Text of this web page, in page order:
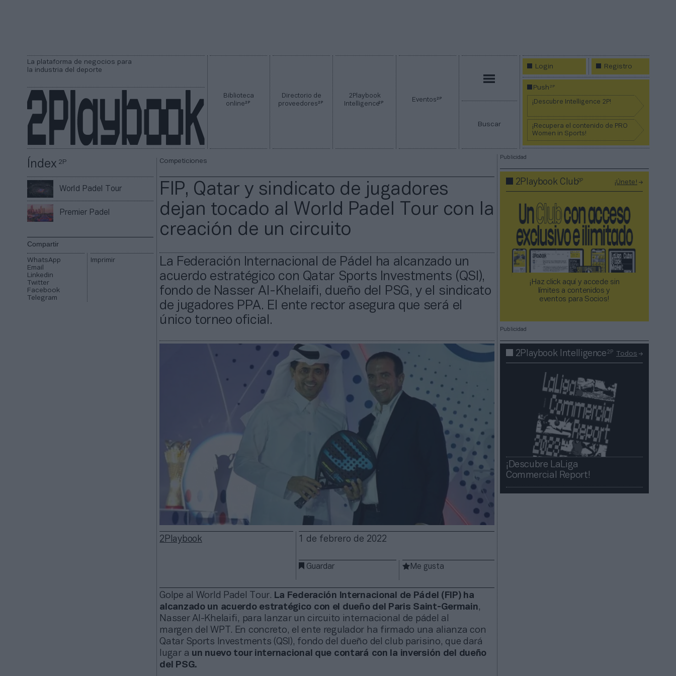
La plataforma de negocios para
la industria del deporte
Biblioteca
online2P
Directorio de
proveedores2P
2Playbook
Intelligence2P Eventos2P
Buscar
Login Registro
Push2P
¡Descubre Intelligence 2P!
¡Recupera el contenido de PRO
Women in Sports!
Índex2P
World Padel Tour
Premier Padel
Compartir
WhatsApp
Email
Linkedin
Twitter
Facebook
Telegram
Imprimir
Competiciones
FIP, Qatar y sindicato de jugadores
dejan tocado al World Padel Tour con la
creación de un circuito
La Federación Internacional de Pádel ha alcanzado un
acuerdo estratégico con Qatar Sports Investments (QSI),
fondo de Nasser Al-Khelaifi, dueño del PSG, y el sindicato
de jugadores PPA. El ente rector asegura que será el
único torneo oficial.
2Playbook 1 de febrero de 2022
Guardar Me gusta
Golpe al World Padel Tour. La Federación Internacional de Pádel (FIP) ha
alcanzado un acuerdo estratégico con el dueño del Paris Saint-Germain,
Nasser Al-Khelaifi, para lanzar un circuito internacional de pádel al
margen del WPT. En concreto, el ente regulador ha firmado una alianza con
Qatar Sports Investments (QSI), fondo del dueño del club parisino, que dará
lugar a un nuevo tour internacional que contará con la inversión del dueño
del PSG.
Publicidad
2Playbook Club2P ¡Únete!
¡Haz click aquí y accede sin
límites a contenidos y
eventos para Socios!​​​​​​​
Publicidad
2Playbook Intelligence2P Todos
¡Descubre LaLiga
Commercial Report!​​